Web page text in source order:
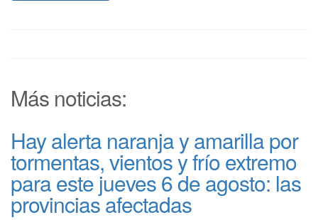
Más noticias:
Hay alerta naranja y amarilla por
tormentas, vientos y frío extremo
para este jueves 6 de agosto: las
provincias afectadas